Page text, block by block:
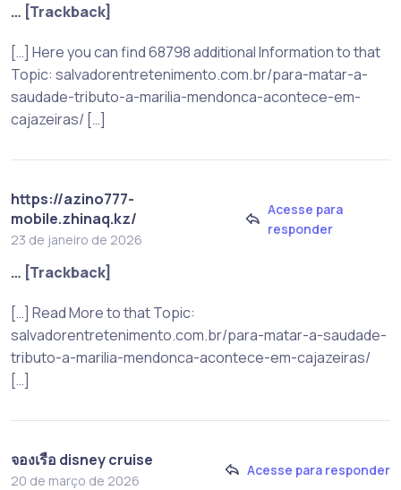
… [Trackback]
[…] Here you can find 68798 additional Information to that
Topic: salvadorentretenimento.com.br/para-matar-a-
saudade-tributo-a-marilia-mendonca-acontece-em-
cajazeiras/ […]
https://azino777-
mobile.zhinaq.kz/
23 de janeiro de 2026
Acesse para
responder
… [Trackback]
[…] Read More to that Topic:
salvadorentretenimento.com.br/para-matar-a-saudade-
tributo-a-marilia-mendonca-acontece-em-cajazeiras/
[…]
จองเรือ disney cruise
20 de março de 2026
Acesse para responder